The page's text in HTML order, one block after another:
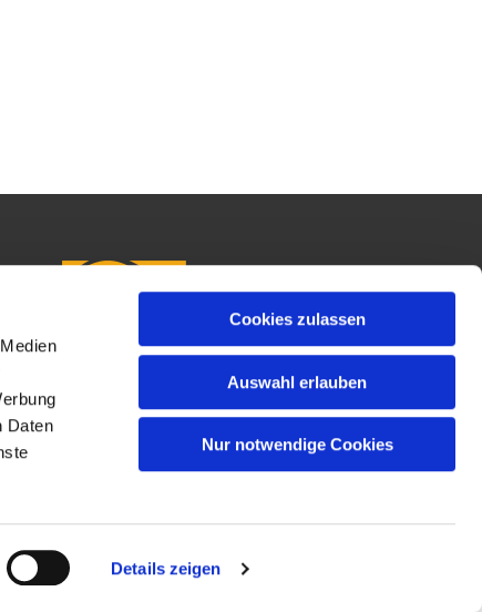
Daten
Details zeigen
Cookies zulassen
Auswahl erlauben
Nur notwendige Cookies